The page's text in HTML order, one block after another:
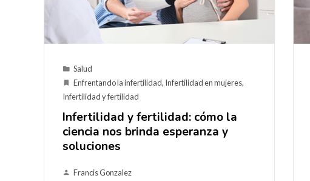
Salud
Enfrentando la infertilidad, Infertilidad en mujeres,
Infertilidad y fertilidad
Infertilidad y fertilidad: cómo la
ciencia nos brinda esperanza y
soluciones
Francis Gonzalez